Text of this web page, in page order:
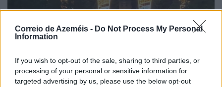
Correio de Azeméis - Do Not Process My Personal
Information
If you wish to opt-out of the sale, sharing to third parties, or
processing of your personal or sensitive information for
targeted advertising by us, please use the below opt-out